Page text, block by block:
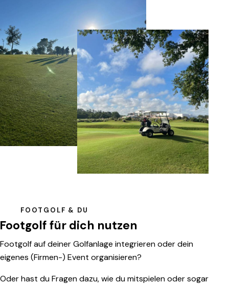
FOOTGOLF & DU
Footgolf für dich nutzen
Footgolf auf deiner Golfanlage integrieren oder dein
eigenes (Firmen-) Event organisieren?
Oder hast du Fragen dazu, wie du mitspielen oder sogar